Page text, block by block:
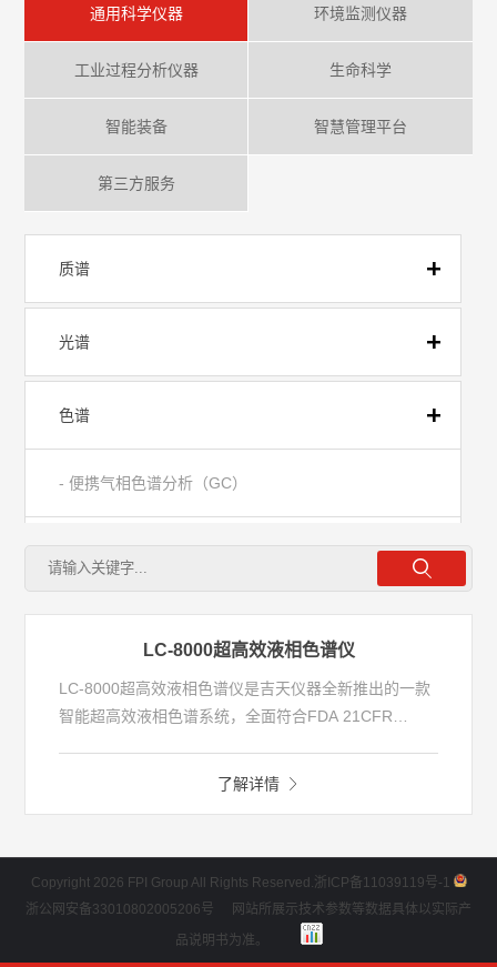
通用科学仪器 环境监测仪器
工业过程分析仪器 生命科学
智能装备 智慧管理平台
第三方服务
质谱
光谱
色谱
- 便携气相色谱分析（GC）
- 在线气相色谱分析（GC）
- 台式气相色谱分析（GC)
- 液相色谱分析（LC）
- 防爆气相色谱分析
理化分析
LC-8000超高效液相色谱仪
LC-8000超高效液相色谱仪是吉天仪器全新推出的一款
智能超高效液相色谱系统，全面符合FDA 21CFR
了解详情
Copyright 2026 FPI Group All Rights Reserved. 浙ICP备11039119号-1
浙公网安备33010802005206号
网站所展示技术参数等数据具体以实际产
品说明书为准。